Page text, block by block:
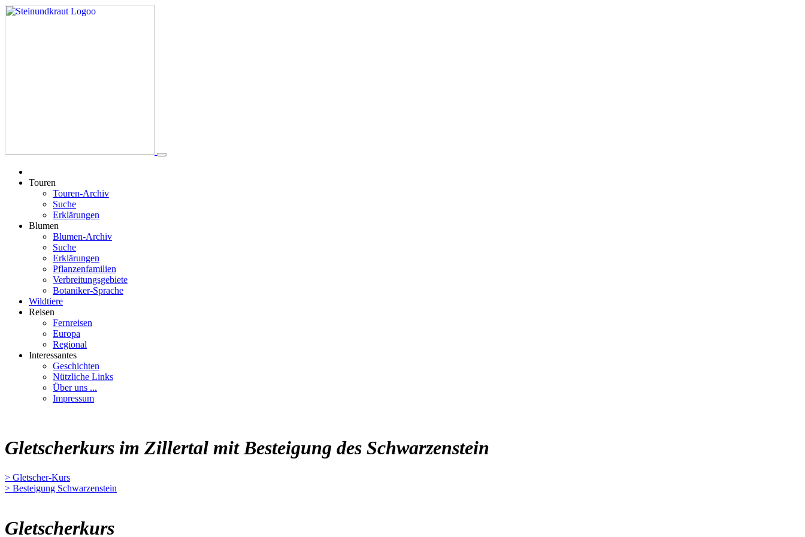
Touren
Touren-Archiv
Suche
Erklärungen
Blumen
Blumen-Archiv
Suche
Erklärungen
Pflanzenfamilien
Verbreitungsgebiete
Botaniker-Sprache
Wildtiere
Reisen
Fernreisen
Europa
Regional
Interessantes
Geschichten
Nützliche Links
Über uns ...
Impressum
Gletscherkurs im Zillertal mit Besteigung des Schwarzenstein
> Gletscher-Kurs
> Besteigung Schwarzenstein
Gletscherkurs